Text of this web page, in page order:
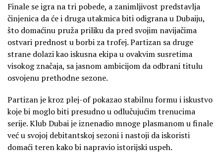
Finale se igra na tri pobede, a zanimljivost predstavlja
činjenica da će i druga utakmica biti odigrana u Dubaiju,
što domaćinu pruža priliku da pred svojim navijačima
ostvari prednost u borbi za trofej. Partizan sa druge
strane dolazi kao iskusna ekipa u ovakvim susretima
visokog značaja, sa jasnom ambicijom da odbrani titulu
osvojenu prethodne sezone.
Partizan je kroz plej-of pokazao stabilnu formu i iskustvo
koje bi moglo biti presudno u odlučujućim trenucima
serije. Klub Dubai je iznenadio mnoge plasmanom u finale
već u svojoj debitantskoj sezoni i nastoji da iskoristi
domaći teren kako bi napravio istorijski uspeh.